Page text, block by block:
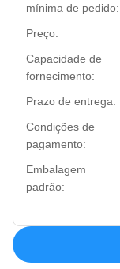
mínima de pedido:
Preço:
Capacidade de
fornecimento:
Prazo de entrega:
Condições de
pagamento:
Embalagem
padrão: